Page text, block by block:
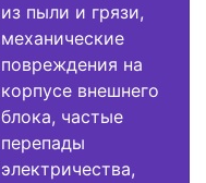
из пыли и грязи,
механические
повреждения на
корпусе внешнего
блока, частые
перепады
электричества,